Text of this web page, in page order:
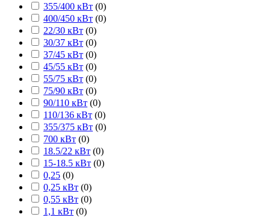
355/400 кВт (0)
400/450 кВт (0)
22/30 кВт (0)
30/37 кВт (0)
37/45 кВт (0)
45/55 кВт (0)
55/75 кВт (0)
75/90 кВт (0)
90/110 кВт (0)
110/136 кВт (0)
355/375 кВт (0)
700 кВт (0)
18.5/22 кВт (0)
15-18.5 кВт (0)
0,25 (0)
0,25 кВт (0)
0,55 кВт (0)
1,1 кВт (0)